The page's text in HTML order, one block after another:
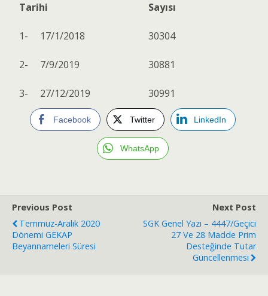
Tarihi Sayısı
1- 17/1/2018 30304
2- 7/9/2019 30881
3- 27/12/2019 30991
Facebook Twitter LinkedIn
WhatsApp
Previous Post
Temmuz-Aralık 2020
Dönemi GEKAP
Beyannameleri Süresi
Next Post
SGK Genel Yazı – 4447/Geçici
27 Ve 28 Madde Prim
Desteğinde Tutar
Güncellenmesi